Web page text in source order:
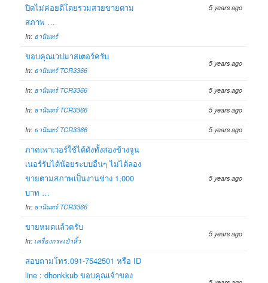
ปิดไม่ค่อยดีโดยรวมสวยขายตาม
สภาพ …
In: ธานินทร์
5 years ago
ขอบคุณเวปมาสเตอร์ครับ
In: ธานินทร์ TCR3366
5 years ago
In: ธานินทร์ TCR3366 5 years ago
In: ธานินทร์ TCR3366 5 years ago
In: ธานินทร์ TCR3366 5 years ago
ภาคเพาเวอร์ใช้ได้ดังทั้งสองข้างจูน
เนอร์รับได้น้อยระบบอื่นๆ ไม่ได้ลอง
ขายตามสภาพเป็นงานช่าง 1,000
บาท …
In: ธานินทร์ TCR3366
5 years ago
ขายหมดแล้วครับ
In: เครื่องกระเป๋าหิ้ว
5 years ago
สอบถามโทร.091-7542501 หรือ ID
line : dhonkkub ขอบคุณเจ้าของ